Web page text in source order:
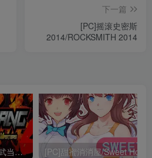
下一篇
[PC]摇滚史密斯
2014/ROCKSMITH 2014
[PC]少林与武当2/少林vs武当2/Shaolin vs Wutang 2 [PC]甜蜜消消屋/Sweet